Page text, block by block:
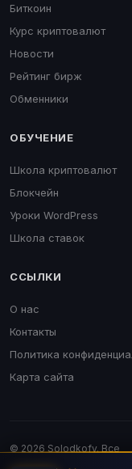
Биткоин
Курс криптовалют
Новости
Рейтинг бирж
Обменники
ОБУЧЕНИЕ
Школа криптовалют
Блокчейн
Уроки WordPress
Школа ставок
ССЫЛКИ
О нас
Контакты
Политика
Карта сайта
© 2026 Solodkofv. Все